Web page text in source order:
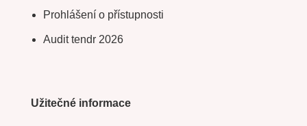
Prohlášení o přístupnosti
Audit tendr 2026
Užitečné informace